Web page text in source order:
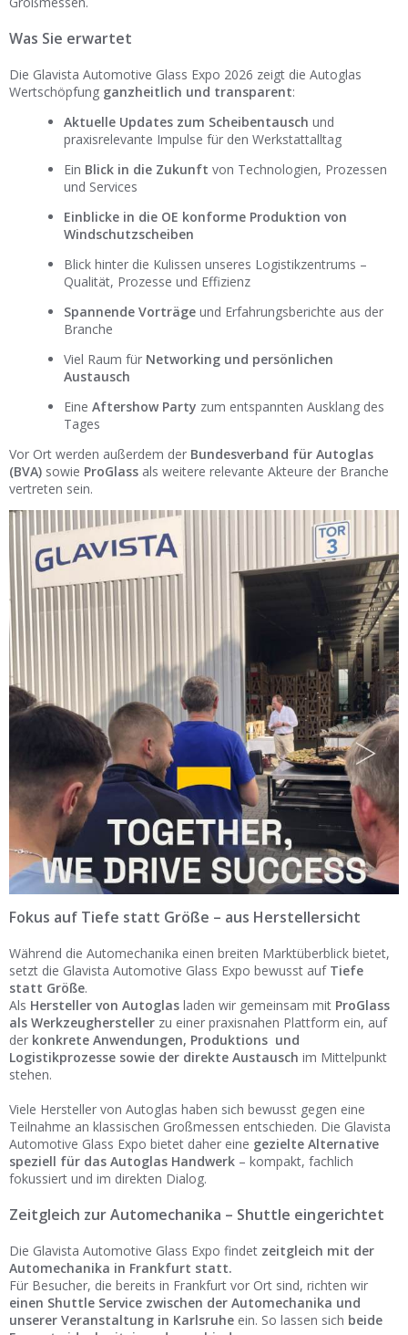
Was Sie erwartet
Die Glavista Automotive Glass Expo 2026 zeigt die Autoglas
Wertschöpfung ganzheitlich und transparent:
Aktuelle Updates zum Scheibentausch und
praxisrelevante Impulse für den Werkstattalltag
Ein Blick in die Zukunft von Technologien, Prozessen
und Services
Einblicke in die OE konforme Produktion von
Windschutzscheiben
Blick hinter die Kulissen unseres Logistikzentrums –
Qualität, Prozesse und Effizienz
Spannende Vorträge und Erfahrungsberichte aus der
Branche
Viel Raum für Networking und persönlichen
Austausch
Eine Aftershow Party zum entspannten Ausklang des
Tages
Vor Ort werden außerdem der Bundesverband für Autoglas
(BVA) sowie ProGlass als weitere relevante Akteure der Branche
vertreten sein.
Fokus auf Tiefe statt Größe – aus Herstellersicht
Während die Automechanika einen breiten Marktüberblick bietet,
setzt die Glavista Automotive Glass Expo bewusst auf Tiefe
statt Größe.
Als Hersteller von Autoglas laden wir gemeinsam mit ProGlass
als Werkzeughersteller zu einer praxisnahen Plattform ein, auf
der konkrete Anwendungen, Produktions und
Logistikprozesse sowie der direkte Austausch im Mittelpunkt
stehen.
Viele Hersteller von Autoglas haben sich bewusst gegen eine
Teilnahme an klassischen Großmessen entschieden. Die Glavista
Automotive Glass Expo bietet daher eine gezielte Alternative
speziell für das Autoglas Handwerk – kompakt, fachlich
fokussiert und im direkten Dialog.
Zeitgleich zur Automechanika – Shuttle eingerichtet
Die Glavista Automotive Glass Expo findet zeitgleich mit der
Automechanika in Frankfurt statt.
Für Besucher, die bereits in Frankfurt vor Ort sind, richten wir
einen Shuttle Service zwischen der Automechanika und
unserer Veranstaltung in Karlsruhe ein. So lassen sich beide